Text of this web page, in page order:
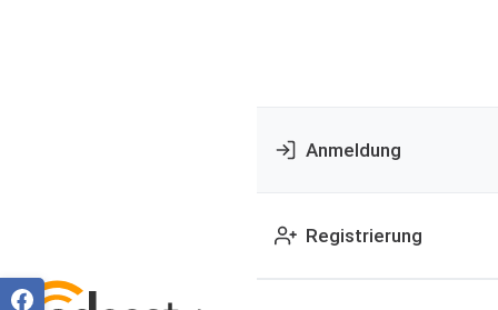
Anmeldung
Registrierung